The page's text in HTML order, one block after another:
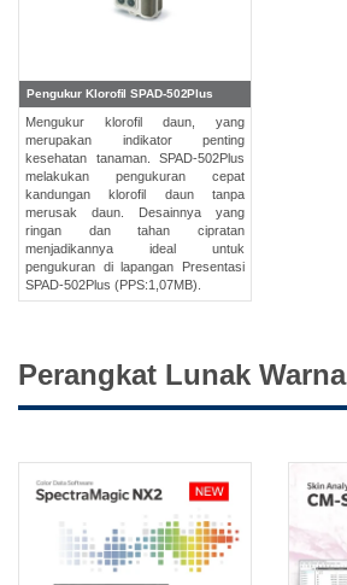
Pengukur Klorofil SPAD-502Plus
Mengukur klorofil daun, yang
merupakan indikator penting
kesehatan tanaman. SPAD-502Plus
melakukan pengukuran cepat
kandungan klorofil daun tanpa
merusak daun. Desainnya yang
ringan dan tahan cipratan
menjadikannya ideal untuk
pengukuran di lapangan Presentasi
SPAD-502Plus (PPS:1,07MB).
Perangkat Lunak Warna